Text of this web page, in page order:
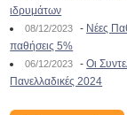
ιδρυμάτων
08/12/2023 - Νέες
παθήσεις 5%
06/12/2023 -Οι
Πανελλαδικές 2024